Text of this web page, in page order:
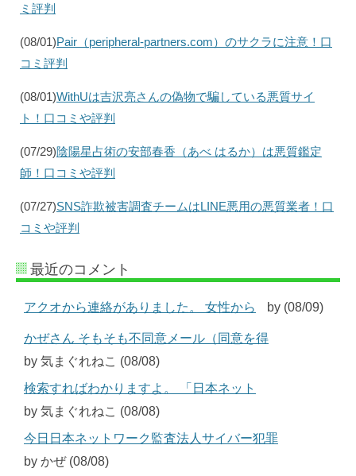
ミ評判
(08/01)Pair（peripheral-partners.com）のサクラに注意！口
コミ評判
(08/01)WithUは吉沢亮さんの偽物で騙している悪質サイ
ト！口コミや評判
(07/29)陰陽星占術の安部春香（あべ はるか）は悪質鑑定
師！口コミや評判
(07/27)SNS詐欺被害調査チームはLINE悪用の悪質業者！口
コミや評判
最近のコメント
アクオから連絡がありました。 女性から by (08/09)
かぜさん そもそも不同意メール（同意を得
by 気まぐれねこ (08/08)
検索すればわかりますよ。 「日本ネット
by 気まぐれねこ (08/08)
今日日本ネットワーク監査法人サイバー犯罪
by かぜ (08/08)